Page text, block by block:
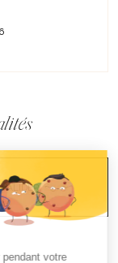
VALIDER